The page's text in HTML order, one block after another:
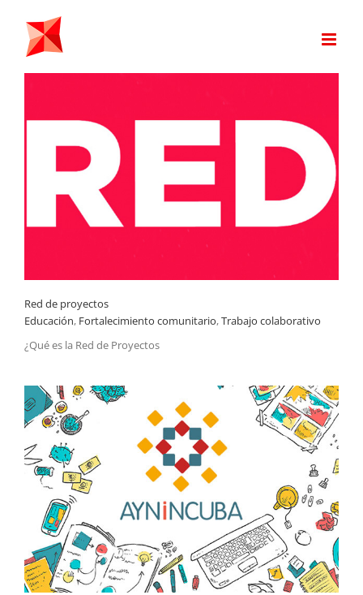
contenido
Red de proyectos
Educación, Fortalecimiento comunitario,Trabajo colaborativo
¿Qué es la Red de Proyectos